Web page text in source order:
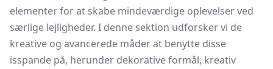
elementer for at skabe mindeværdige oplevelser ved
særlige lejligheder. I denne sektion udforsker vi de
kreative og avancerede måder at benytte disse
isspande på, herunder dekorative formål, kreativ